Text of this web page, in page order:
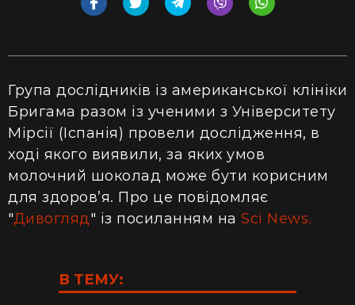
Група дослідників із американської клініки
Бригама разом із ученими з Університету
Мірсії (Іспанія) провели дослідження, в
ході якого виявили, за яких умов
молочний шоколад може бути корисним
для здоров’я. Про це повідомляє
"Дивогляд" із посиланням на Sci News.
В ТЕМУ: